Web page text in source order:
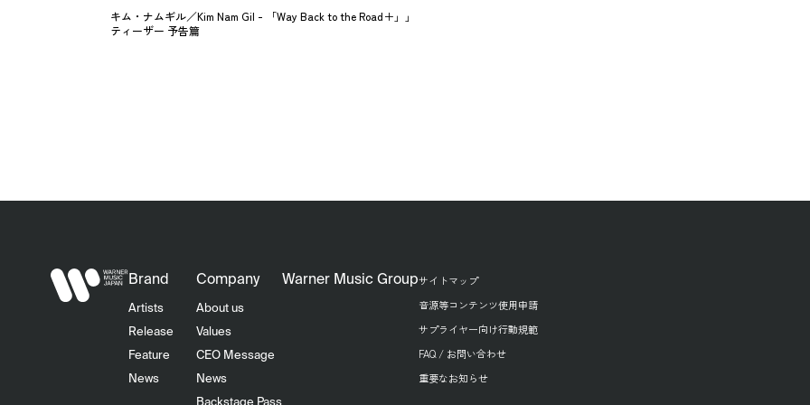
キム・ナムギル／Kim Nam Gil - 「Way Back to the Road＋」」
ティーザー 予告篇
Brand
Artists
Release
Feature
News
Company
About us
Values
CEO Message
News
Backstage Pass
Warner Music Groupサイトマップ
音源等コンテンツ使用申請
サプライヤー向け行動規範
FAQ / お問い合わせ
重要なお知らせ